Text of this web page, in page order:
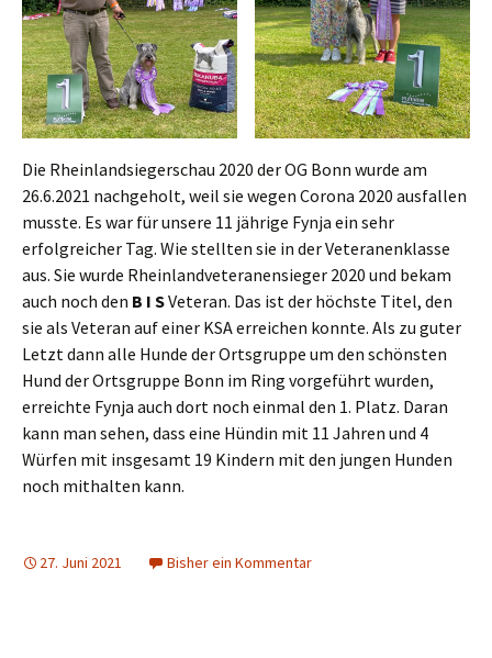
Die Rheinlandsiegerschau 2020 der OG Bonn wurde am
26.6.2021 nachgeholt, weil sie wegen Corona 2020 ausfallen
musste. Es war für unsere 11 jährige Fynja ein sehr
erfolgreicher Tag. Wie stellten sie in der Veteranenklasse
aus. Sie wurde Rheinlandveteranensieger 2020 und bekam
auch noch den B I SVeteran. Das ist der höchste Titel, den
sie als Veteran auf einer KSA erreichen konnte. Als zu guter
Letzt dann alle Hunde der Ortsgruppe um den schönsten
Hund der Ortsgruppe Bonn im Ring vorgeführt wurden,
erreichte Fynja auch dort noch einmal den 1. Platz. Daran
kann man sehen, dass eine Hündin mit 11 Jahren und 4
Würfen mit insgesamt 19 Kindern mit den jungen Hunden
noch mithalten kann.
27. Juni 2021 Bisher ein Kommentar